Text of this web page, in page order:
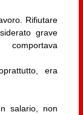
Rifiutare
grave
era
salario, non